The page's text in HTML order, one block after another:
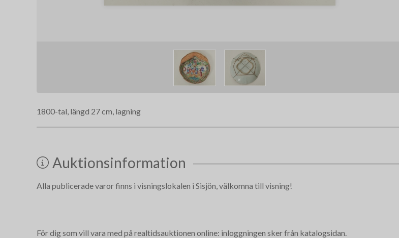
1800-tal, längd 27 cm, lagning
Auktionsinformation
Alla publicerade varor finns i visningslokalen i Sisjön, välkomna till visning!
För dig som vill vara med på realtidsauktionen online: inloggningen sker från katalogsidan.